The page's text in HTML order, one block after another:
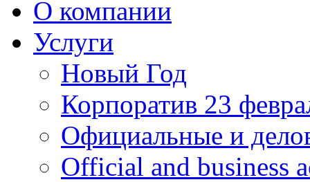
О компании
Услуги
Новый Год
Корпоратив 23
Официальные и
Official and business